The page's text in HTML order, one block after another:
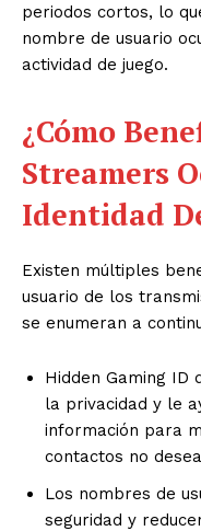
periodos cortos, lo
nombre de usuario
actividad de juego.
¿Cómo
Streamers
Identidad
Existen múltiples
usuario de los
se enumeran a
Hidden Gaming ID
la privacidad y le
información para
contactos no
Los nombres de
seguridad y